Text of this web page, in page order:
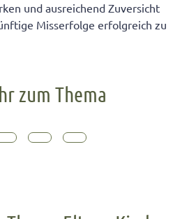
und ausreichend Zuversicht
Misserfolge erfolgreich zu
zum Thema